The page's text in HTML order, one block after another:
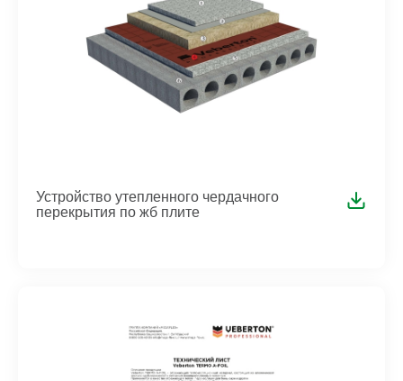
Устройство утепленного чердачного
перекрытия по жб плите